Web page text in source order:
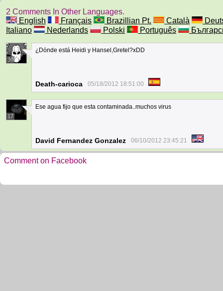
2 Comments In Other Languages.
English
Français Brazillian Pt. Català
Italiano
Nederlands Polski Português
30
¿Dónde está Heidi y Hansel,Gretel?xDD
Death-carioca 05/18/2012 18:51:00
17
Ese agua fijo que esta contaminada..muchos virus
David Fernandez Gonzalez 06/10/2012 23:45:21
Comment on Facebook